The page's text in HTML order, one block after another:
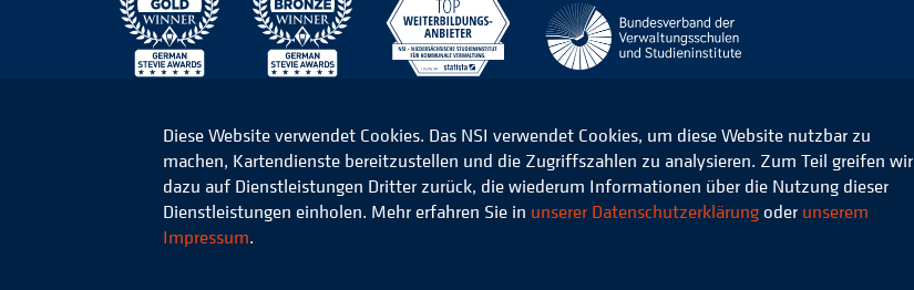
© 2026 Niedersächsisches Studieninstitut für kommunale Verwaltung e.V. Datenschutz
Diese Website verwendet Cookies. Das NSI verwendet Cookies, um diese Website nutzbar zu
machen, Kartendienste bereitzustellen und die Zugriffszahlen zu analysieren. Zum Teil greifen wir
dazu auf Dienstleistungen Dritter zurück, die wiederum Informationen über die Nutzung dieser
Dienstleistungen einholen. Mehr erfahren Sie in unserer Datenschutzerklärung oder unserem
Impressum.